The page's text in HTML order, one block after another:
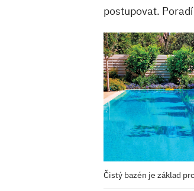
postupovat.
Čistý bazén je základ